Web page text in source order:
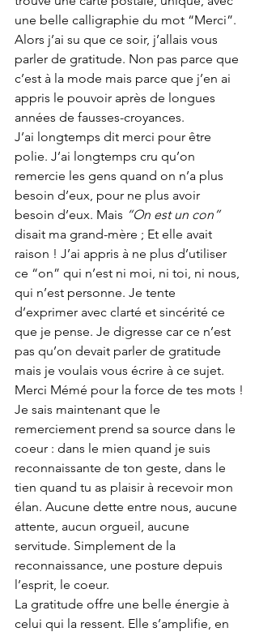
une belle calligraphie du mot “Merci”.
Alors j’ai su que ce soir, j’allais vous
parler de gratitude. Non pas parce que
c’est à la mode mais parce que j’en ai
appris le pouvoir après de longues
années de fausses-croyances.
J’ai longtemps dit merci pour être
polie. J’ai longtemps cru qu’on
remercie les gens quand on n’a plus
besoin d’eux, pour ne plus avoir
besoin d’eux. Mais “On est un con”
disait ma grand-mère ; Et elle avait
raison ! J’ai appris à ne plus d’utiliser
ce “on” qui n’est ni moi, ni toi, ni nous,
qui n’est personne. Je tente
d’exprimer avec clarté et sincérité ce
que je pense. Je digresse car ce n’est
pas qu’on devait parler de gratitude
mais je voulais vous écrire à ce sujet.
Merci Mémé pour la force de tes mots !
Je sais maintenant que le
remerciement prend sa source dans le
coeur : dans le mien quand je suis
reconnaissante de ton geste, dans le
tien quand tu as plaisir à recevoir mon
élan. Aucune dette entre nous, aucune
attente, aucun orgueil, aucune
servitude. Simplement de la
reconnaissance, une posture depuis
l’esprit, le coeur.
La gratitude offre une belle énergie à
celui qui la ressent. Elle s’amplifie, en